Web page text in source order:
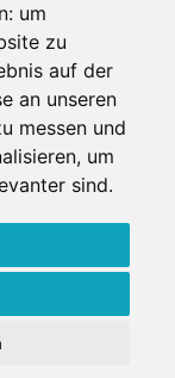
um
zu
auf der
an unseren
messen und
, um
sind.